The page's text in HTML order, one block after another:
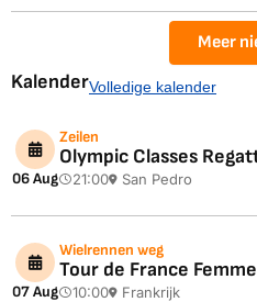
Meer
KalenderVolledige kalender
06 Aug
Zeilen
Olympic Classes
21:00 San Pedro
07 Aug
Wielrennen weg
Tour de France
10:00 Frankrijk